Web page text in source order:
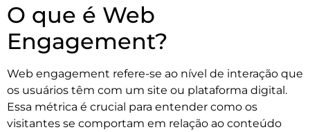
O que é Web
Engagement?
Web engagement refere-se ao nível de interação que
os usuários têm com um site ou plataforma digital.
Essa métrica é crucial para entender como os
visitantes se comportam em relação ao conteúdo